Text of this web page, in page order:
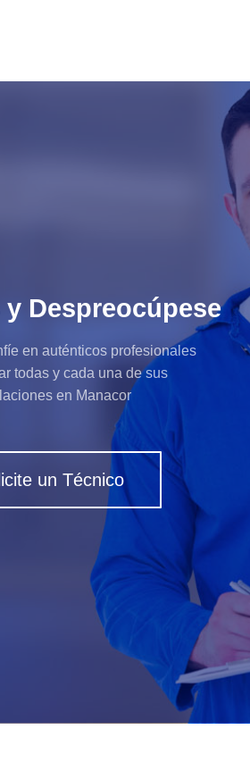
Despreocúpese
en auténticos profesionales
todas y cada una de sus
en Manacor
un Técnico